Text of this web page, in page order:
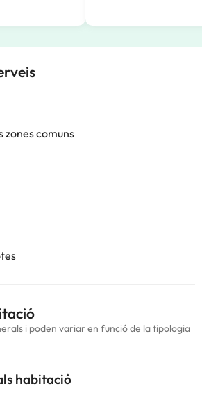
zones comuns
i poden variar en funció de la tipologia
habitació